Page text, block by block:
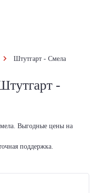
Штутгарт - Смела
-
Выгодные цены на
поддержка.